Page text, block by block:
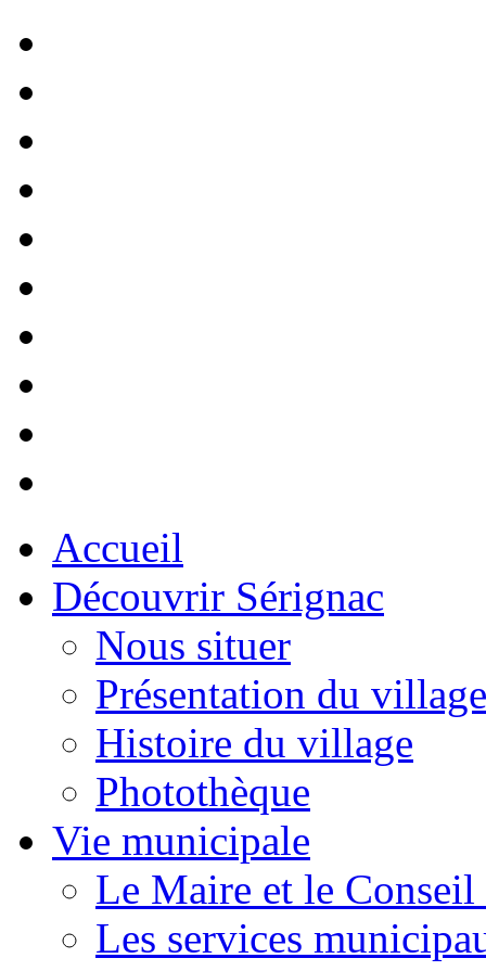
Accueil
Découvrir Sérignac
Nous situer
Présentation du village
Histoire du village
Photothèque
Vie municipale
Le Maire et le
Les services